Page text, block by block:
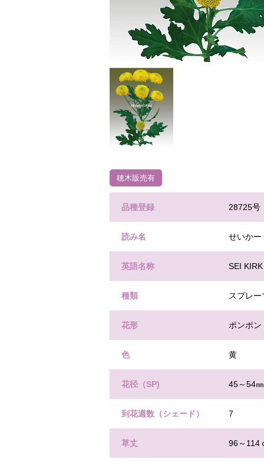
穂木販売有
品種登録 28725号
読み名 せいかー
英語名称 SEI KIRK
種類 スプレ
花形 ポンポン
色 黄
花径（SP) 45～54㎜
到花週数（シェード） 7
草丈 96～114